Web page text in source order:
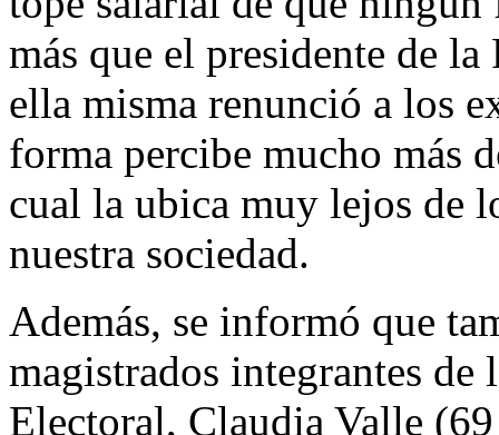
más que el presidente de
ella misma renunció a los
forma percibe mucho más
cual la ubica muy lejos de
nuestra sociedad.
Además, se informó que
magistrados integrantes
Electoral, Claudia Valle